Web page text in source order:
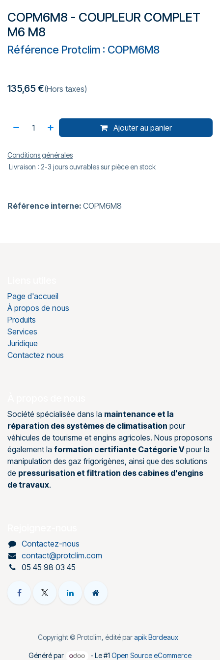
COPM6M8 - COUPLEUR COMPLET
M6 M8
Référence Protclim : COPM6M8
135,65€(Hors taxes)
Ajouter au panier
Conditions générales
Livraison : 2-3 jours ouvrables sur pièce en stock
Référence interne: COPM6M8
Page d'accueil
À propos de nous
Produits
Services
Juridique
Contactez nous
Société spécialisée dans la maintenance et la
réparation des systèmes de climatisation pour
véhicules de tourisme et engins agricoles. Nous proposons
également la formation certifiante Catégorie Vpour la
manipulation des gaz frigorigènes, ainsi que des solutions
de pressurisation et filtration des cabines d’engins
de travaux.
Contactez-nous
contact@protclim.com
05 45 98 03 45
Copyright © Protclim, édité parapik Bordeaux
Généré par - Le #1Open Source eCommerce